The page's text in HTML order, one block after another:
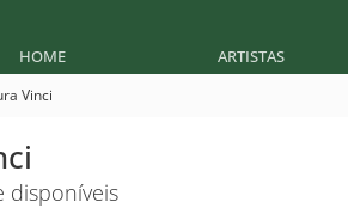
HOME ARTISTAS
Vinci
disponíveis